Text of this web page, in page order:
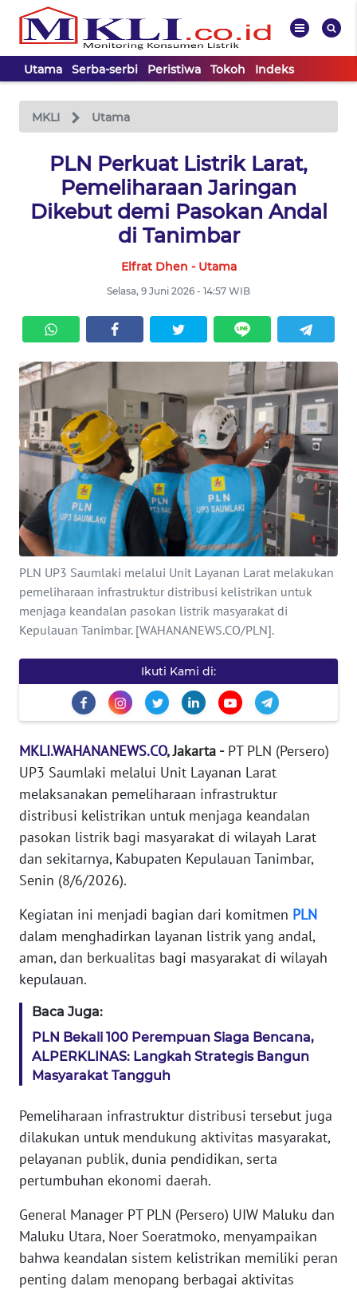
Utama Serba-serbi Peristiwa Tokoh Indeks
MKLI Utama
PLN Perkuat Listrik Larat,
Pemeliharaan Jaringan
Dikebut demi Pasokan Andal
di Tanimbar
Elfrat Dhen - Utama
Selasa, 9 Juni 2026 - 14:57 WIB
PLN UP3 Saumlaki melalui Unit Layanan Larat melakukan
pemeliharaan infrastruktur distribusi kelistrikan untuk
menjaga keandalan pasokan listrik masyarakat di
Kepulauan Tanimbar. [WAHANANEWS.CO/PLN].
Ikuti Kami di:
MKLI.WAHANANEWS.CO, Jakarta -PT PLN (Persero)
UP3 Saumlaki melalui Unit Layanan Larat
melaksanakan pemeliharaan infrastruktur
distribusi kelistrikan untuk menjaga keandalan
pasokan listrik bagi masyarakat di wilayah Larat
dan sekitarnya, Kabupaten Kepulauan Tanimbar,
Senin (8/6/2026).
Kegiatan ini menjadi bagian dari komitmen PLN
dalam menghadirkan layanan listrik yang andal,
aman, dan berkualitas bagi masyarakat di wilayah
kepulauan.
Baca Juga:
PLN Bekali 100 Perempuan Siaga Bencana,
ALPERKLINAS: Langkah Strategis Bangun
Masyarakat Tangguh
Pemeliharaan infrastruktur distribusi tersebut juga
dilakukan untuk mendukung aktivitas masyarakat,
pelayanan publik, dunia pendidikan, serta
pertumbuhan ekonomi daerah.
General Manager PT PLN (Persero) UIW Maluku dan
Maluku Utara, Noer Soeratmoko, menyampaikan
bahwa keandalan sistem kelistrikan memiliki peran
penting dalam menopang berbagai aktivitas
TV
Tutup
UTAMA
SERBA-
SERBI
TOKOH
INDEKS
BERITA
KONTAK
INFO
IKLAN
TENTANG
PEDOMAN
SIBER
KARIR
DISCLAIMER
News
Regional
SUMUT
WN
JAKARTA
WN
JABAR
WN
WN
NTT
KEPRI
WN
PAPUA